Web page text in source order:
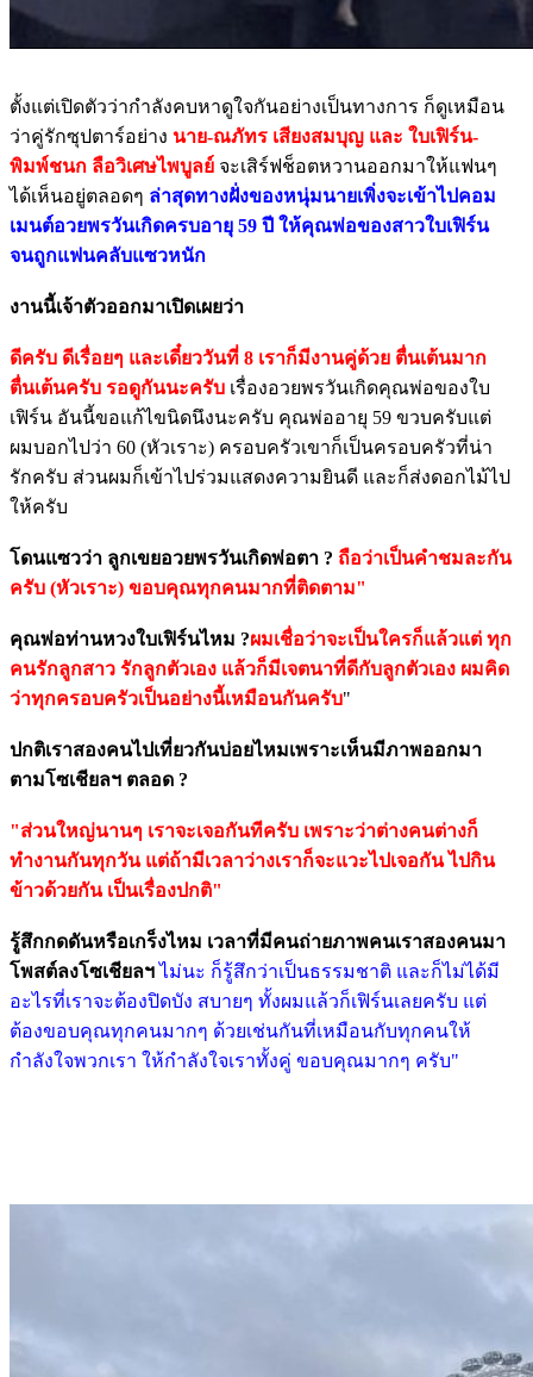
ตั้งแต่เปิดตัวว่ากำลังคบหาดูใจกันอย่างเป็นทางการ ก็ดูเหมือน
ว่าคู่รักซุปตาร์อย่าง นาย-ณภัทร เสียงสมบุญ และ ใบเฟิร์น-
พิมพ์ชนก ลือวิเศษไพบูลย์ จะเสิร์ฟช็อตหวานออกมาให้แฟนๆ
ได้เห็นอยู่ตลอดๆ ล่าสุดทางฝั่งของหนุ่มนายเพิ่งจะเข้าไปคอม
เมนต์อวยพรวันเกิดครบอายุ 59 ปี ให้คุณพ่อของสาวใบเฟิร์น
จนถูกแฟนคลับแซวหนัก
งานนี้เจ้าตัวออกมาเปิดเผยว่า
ดีครับ ดีเรื่อยๆ และเดี๋ยววันที่ 8 เราก็มีงานคู่ด้วย ตื่นเต้นมาก
ตื่นเต้นครับ รอดูกันนะครับ เรื่องอวยพรวันเกิดคุณพ่อของใบ
เฟิร์น อันนี้ขอแก้ไขนิดนึงนะครับ คุณพ่ออายุ 59 ขวบครับแต่
ผมบอกไปว่า 60 (หัวเราะ) ครอบครัวเขาก็เป็นครอบครัวที่น่า
รักครับ ส่วนผมก็เข้าไปร่วมแสดงความยินดี และก็ส่งดอกไม้ไป
ให้ครับ
โดนแซวว่า ลูกเขยอวยพรวันเกิดพ่อตา ? ถือว่าเป็นคำชมละกัน
ครับ (หัวเราะ) ขอบคุณทุกคนมากที่ติดตาม"
คุณพ่อท่านหวงใบเฟิร์นไหม ?ผมเชื่อว่าจะเป็นใครก็แล้วแต่ ทุก
คนรักลูกสาว รักลูกตัวเอง แล้วก็มีเจตนาที่ดีกับลูกตัวเอง ผมคิด
ว่าทุกครอบครัวเป็นอย่างนี้เหมือนกันครับ"
ปกติเราสองคนไปเที่ยวกันบ่อยไหมเพราะเห็นมีภาพออกมา
ตามโซเชียลฯ ตลอด ?
"ส่วนใหญ่นานๆ เราจะเจอกันทีครับ เพราะว่าต่างคนต่างก็
ทำงานกันทุกวัน แต่ถ้ามีเวลาว่างเราก็จะแวะไปเจอกัน ไปกิน
ข้าวด้วยกัน เป็นเรื่องปกติ"
รู้สึกกดดันหรือเกร็งไหม เวลาที่มีคนถ่ายภาพคนเราสองคนมา
โพสต์ลงโซเชียลฯไม่นะ ก็รู้สึกว่าเป็นธรรมชาติ และก็ไม่ได้มี
อะไรที่เราจะต้องปิดบัง สบายๆ ทั้งผมแล้วก็เฟิร์นเลยครับ แต่
ต้องขอบคุณทุกคนมากๆ ด้วยเช่นกันที่เหมือนกับทุกคนให้
กำลังใจพวกเรา ให้กำลังใจเราทั้งคู่ ขอบคุณมากๆ ครับ"